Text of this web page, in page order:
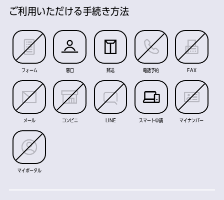
ご利用いただける手続き方法
フォーム 窓口 郵送 電話予約 FAX
メール コンビニ LINE スマート申請 マイナンバー
マイポータル